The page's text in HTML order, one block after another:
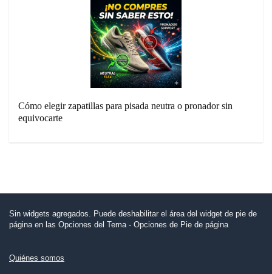
Cómo elegir zapatillas para pisada neutra o pronador sin
equivocarte
Sin widgets agregados. Puede deshabilitar el área del widget de pie de
página en las Opciones del Tema - Opciones de Pie de página
Quiénes somos